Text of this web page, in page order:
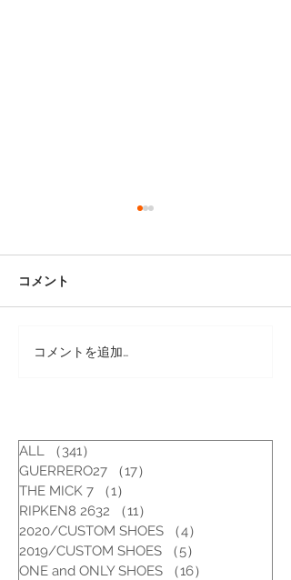
靴修理：オールデンのオ
コメント
コメントを追加…
ALL （341）
GUERRERO27
（17）
THE MICK 7
（1）
RIPKEN8 2632
（11）
2020/CUSTOM SHOES
（4）
2019/CUSTOM SHOES
（5）
ONE and ONLY SHOES
（16）